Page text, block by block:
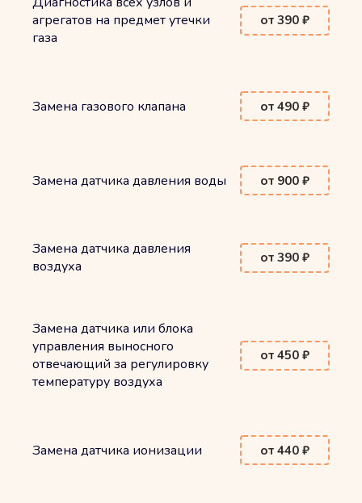
агрегатов на предмет утечки
газа
от 390 ₽
Замена газового клапана от 490 ₽
Замена датчика давления воды от 900 ₽
Замена датчика давления
воздуха
от 390 ₽
Замена датчика или блока
управления выносного
отвечающий за регулировку
температуру воздуха
от 450 ₽
Замена датчика ионизации от 440 ₽